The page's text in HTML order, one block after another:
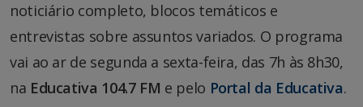
noticiário completo, blocos temáticos e
entrevistas sobre assuntos variados. O programa
vai ao ar de segunda a sexta-feira, das 7h às 8h30,
na Educativa 104.7 FM e pelo Portal da Educativa.